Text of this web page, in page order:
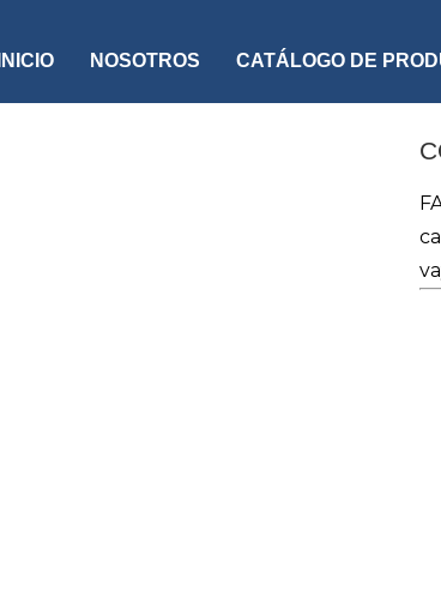
INICIO NOSOTROS CATÁLOGO DE